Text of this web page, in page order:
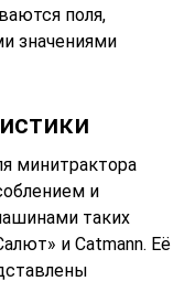
поля,
значениями
минитрактора
и
таких
и Catmann. Её